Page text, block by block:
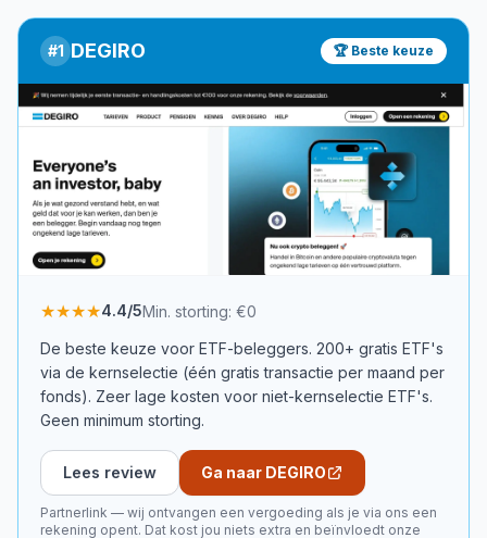
#1 DEGIRO 🏆 Beste keuze
★★★★4.4/5Min. storting: €0
De beste keuze voor ETF-beleggers. 200+ gratis ETF's
via de kernselectie (één gratis transactie per maand per
fonds). Zeer lage kosten voor niet-kernselectie ETF's.
Geen minimum storting.
Lees review Ga naar DEGIRO
Partnerlink — wij ontvangen een vergoeding als je via ons een
rekening opent. Dat kost jou niets extra en beïnvloedt onze